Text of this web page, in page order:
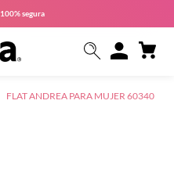
100% segura
FLAT ANDREA PARA MUJER 60340